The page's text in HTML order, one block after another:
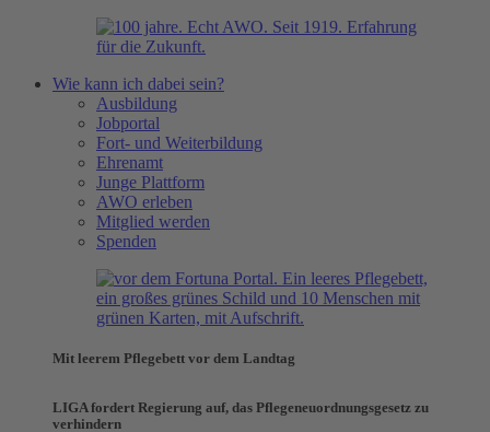
Wie kann ich dabei sein?
Ausbildung
Jobportal
Fort- und Weiterbildung
Ehrenamt
Junge Plattform
AWO erleben
Mitglied werden
Spenden
Mit leerem Pflegebett vor dem Landtag
LIGA fordert Regierung auf, das Pflegeneuordnungsgesetz zu
verhindern